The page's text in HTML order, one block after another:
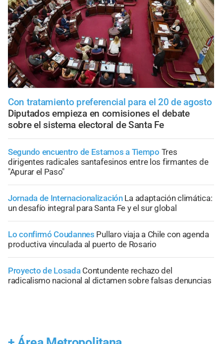
Con tratamiento preferencial para el 20 de agosto
Diputados empieza en comisiones el debate
sobre el sistema electoral de Santa Fe
Segundo encuentro de Estamos a Tiempo Tres
dirigentes radicales santafesinos entre los firmantes de
"Apurar el Paso"
Jornada de Internacionalización La adaptación climática:
un desafío integral para Santa Fe y el sur global
Lo confirmó Coudannes Pullaro viaja a Chile con agenda
productiva vinculada al puerto de Rosario
Proyecto de Losada Contundente rechazo del
radicalismo nacional al dictamen sobre falsas denuncias